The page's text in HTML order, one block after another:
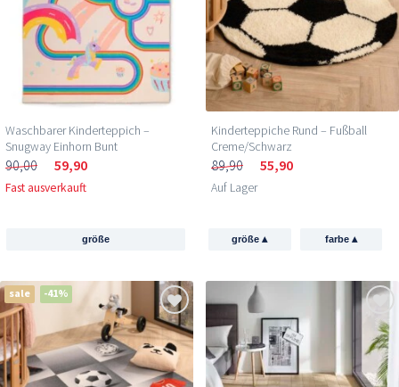
Waschbarer Kinderteppich –
Snugway Einhorn Bunt
90,00 59,90
Fast ausverkauft
größe
Kinderteppiche Rund – Fußball
Creme/Schwarz
89,90 55,90
Auf Lager
größe▴ farbe ▴
sale -41%